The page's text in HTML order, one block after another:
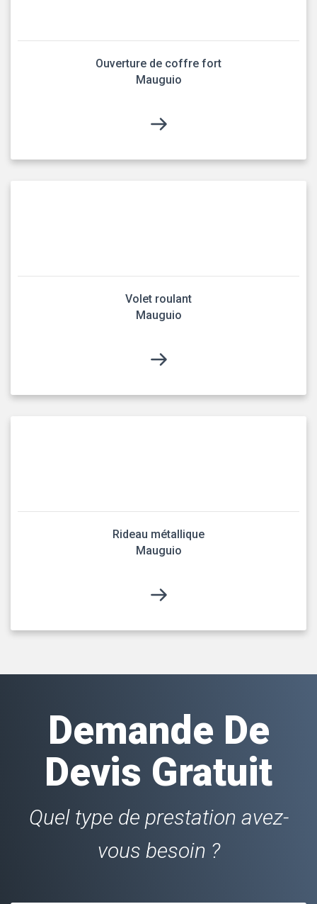
Ouverture de coffre fort
Mauguio
Volet roulant
Mauguio
Rideau métallique
Mauguio
Demande De
Devis Gratuit
Quel type de prestation avez-
vous besoin ?